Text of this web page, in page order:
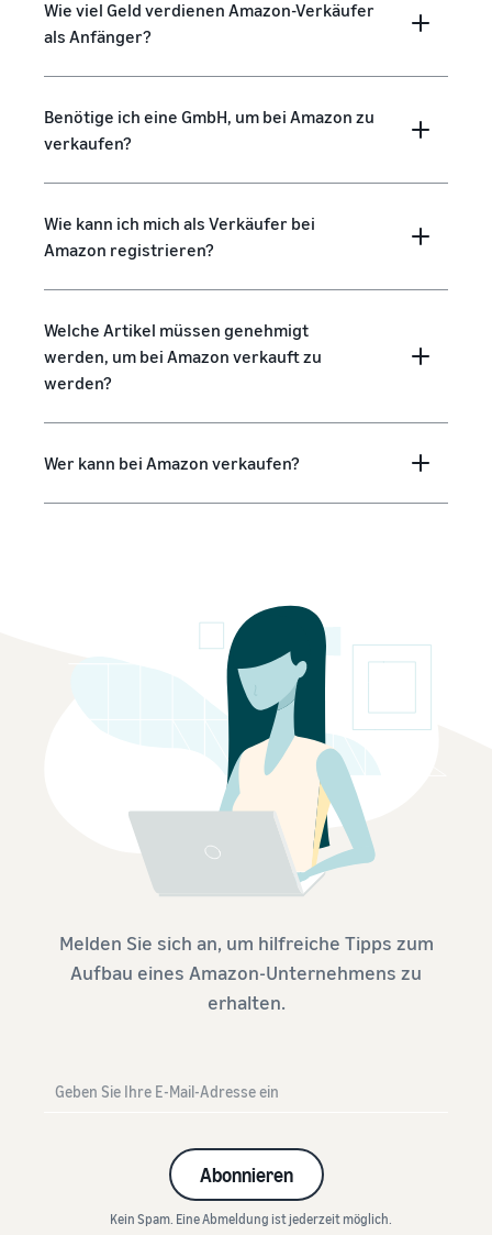
Wie viel Geld verdienen Amazon-Verkäufer
als Anfänger?
Benötige ich eine GmbH, um bei Amazon zu
verkaufen?
Wie kann ich mich als Verkäufer bei
Amazon registrieren?
Welche Artikel müssen genehmigt
werden, um bei Amazon verkauft zu
werden?
Wer kann bei Amazon verkaufen?
Melden Sie sich an, um hilfreiche Tipps zum
Aufbau eines Amazon-Unternehmens zu
erhalten.
Abonnieren
Kein Spam. Eine Abmeldung ist jederzeit möglich.